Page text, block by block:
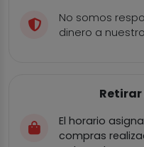
No somos
dinero a
El horario
compras